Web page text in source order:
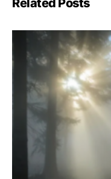
Related Posts